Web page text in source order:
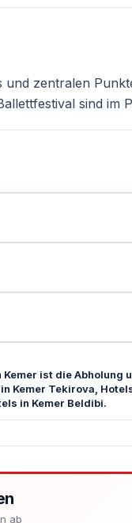
zentralen
sind im
ist die Abholung
Kemer Tekirova,
in Kemer Beldibi.
ab